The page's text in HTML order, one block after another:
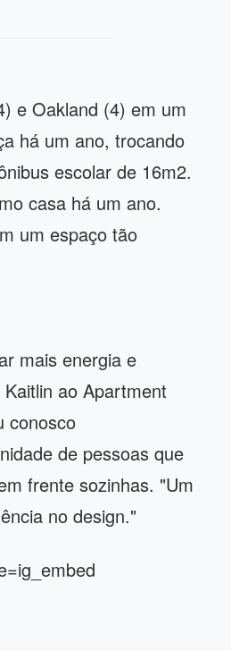
e Oakland (4) em um
há um ano, trocando
escolar de 16m2.
casa há um ano.
um espaço tão
mais energia e
ao Apartment
conosco
de pessoas que
frente sozinhas. "Um
no design."